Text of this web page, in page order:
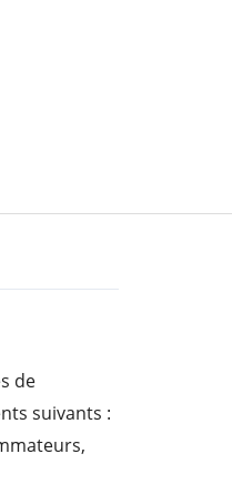
de
suivants :
offre